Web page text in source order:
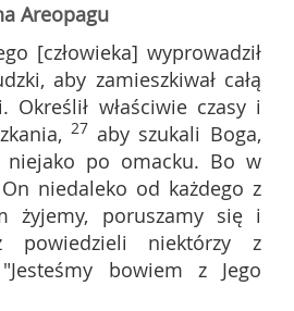
Areopagu
[człowieka] wyprowadził
aby zamieszkiwał całą
Określił właściwie czasy i
27 aby szukali Boga,
niejako po omacku. Bo w
niedaleko od każdego z
żyjemy, poruszamy się i
powiedzieli niektórzy z
bowiem z Jego